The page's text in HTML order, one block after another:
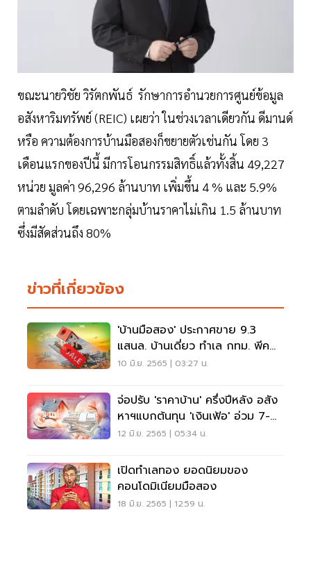
ขณะนายวิชัย วิรัตกพันธ์ รักษาการอํานวยการศูนย์ข้อมูล
อสังหาริมทรัพย์ (REIC) เผยว่า ในช่วงเวลาเดียวกัน ดีมานด์
หรือ ความต้องการบ้านมือสองก็ขยายตัวเช่นกัน โดย 3
เดือนแรกของปีนี้ มีการโอนกรรมสิทธิ์แล้วทั้งสิ้น 49,227
หน่วย มูลค่า 96,296 ล้านบาท เพิ่มขึ้น 4 % และ 5.9%
ตามลำดับ โดยเฉพาะกลุ่มบ้านราคาไม่เกิน 1.5 ล้านบาท
ซึ่งมีสัดส่วนถึง 80%
ข่าวที่เกี่ยวข้อง
'บ้านมือสอง' ประกาศขาย 9.3
แสนล. บ้านเดี่ยว ทำเล กทม. พีค
สุด!
10 มิ.ย. 2565 | 03:27 น.
จ่อปรับ 'ราคาบ้าน' ครึ่งปีหลัง อสัง
หาฯแบกต้นทุน 'เงินเฟ้อ' อ่วม 7-
10%
12 มิ.ย. 2565 | 05:34 น.
เปิดทำเลทอง ยอดนิยมของ
คอนโดมิเนียมมือสอง
18 มิ.ย. 2565 | 12:59 น.